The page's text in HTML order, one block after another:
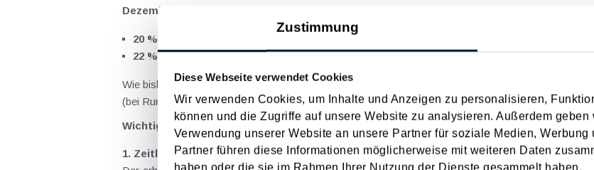
Zustimmung
Diese Webseite verwendet Cookies
Wir verwenden Cookies, um Inhalte und Anzeigen zu personalisieren,
können und die Zugriffe auf unsere Website zu analysieren. Außerdem geben
Verwendung unserer Website an unsere Partner für soziale Medien, Werbung
Partner führen diese Informationen möglicherweise mit weiteren Daten
haben oder die sie im Rahmen Ihrer Nutzung der Dienste gesammelt haben.
Dezember 2026
20 % (statt bisher 10 %) der Anschaffungs- oder Herstellungskosten für Wirtschaftsgüter des
22 %(statt bisher 15 %) für Investitionen im BereichÖkologisierung– als zusätzlicher Anreiz
Wie bisher kann der IFBhöchstens von Anschaffungs- oder Herstellungskosten bis zu 1
(bei Rumpfwirtschaftsjahren anteilig zu aliquotieren).
Wichtige Präzisierungen laut beschlossener Gesetzesfassung
1. Zeitliche Zuordnung („nachweislich im Begünstigungszeitraum“):